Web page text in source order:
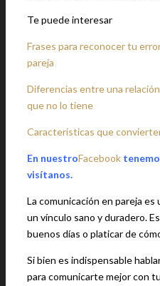
Te puede interesar
Frases para reconocer tu
pareja
Diferencias entre una
que no lo tiene
Características que
En nuestroFacebook
visítanos.
La comunicación en pareja
un vínculo sano y duradero.
buenos días o platicar de
Si bien es indispensable
para comunicarte mejor con